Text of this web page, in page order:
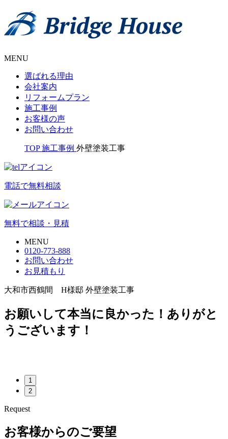
MENU
選ばれる理由
会社案内
リフォームプラン
施工事例
お客様の声
お問い合わせ
TOP 施工事例 外壁塗装工事
電話で無料相談
無料で相談・見積
MENU
0120-773-888
お問い合わせ
お見積もり
大和市西鶴間 H様邸 外壁塗装工事
お願いして本当に良かった！ありがと
うございます！
1
2
Request
お客様からのご要望